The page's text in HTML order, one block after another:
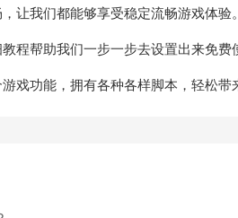
让我们都能够享受稳定流畅游戏体验。
程帮助我们一步一步去设置出来免费
戏功能，拥有各种各样脚本，轻松带